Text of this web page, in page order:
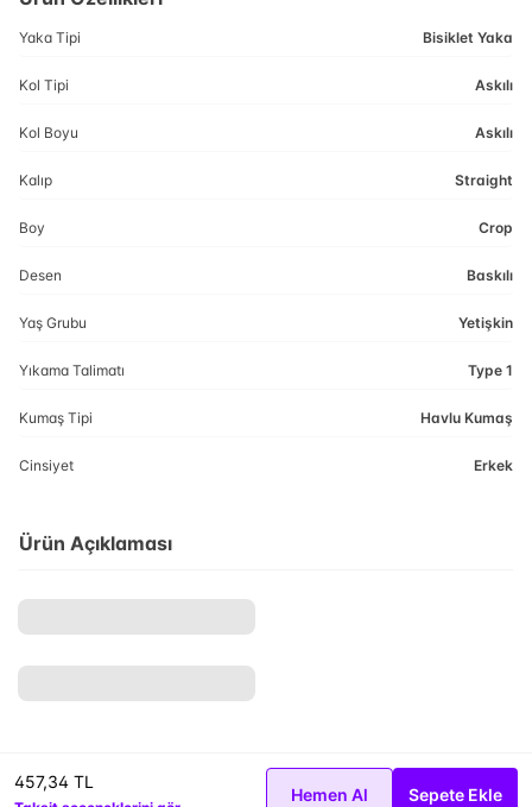
457,34 TL
Hemen Al Sepete Ekle
Yaka Tipi Bisiklet Yaka
Kol Tipi Askılı
Kol Boyu Askılı
Kalıp Straight
Boy Crop
Desen Baskılı
Yaş Grubu Yetişkin
Yıkama Talimatı Type 1
Kumaş Tipi Havlu Kumaş
Cinsiyet Erkek
Ürün Açıklaması